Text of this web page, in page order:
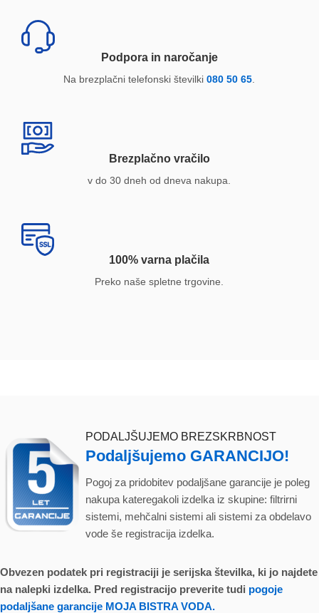
Podpora in naročanje
Na brezplačni telefonski številki080 50 65
Brezplačno vračilo
v do 30 dneh od dneva nakupa.
100% varna plačila
Preko naše spletne trgovine.
PODALJŠUJEMO BREZSKRBNOST
Podaljšujemo GARANCIJO!
Pogoj za pridobitev podaljšane garancije je poleg
nakupa kateregakoli izdelka iz skupine: filtrirni
sistemi, mehčalni sistemi ali sistemi za obdelavo
vode še registracija izdelka.
Obvezen podatek pri registraciji je serijska številka, ki jo najdete
na nalepki izdelka. Pred registracijo preverite tudi pogoje
podaljšane garancije MOJA BISTRA VODA.